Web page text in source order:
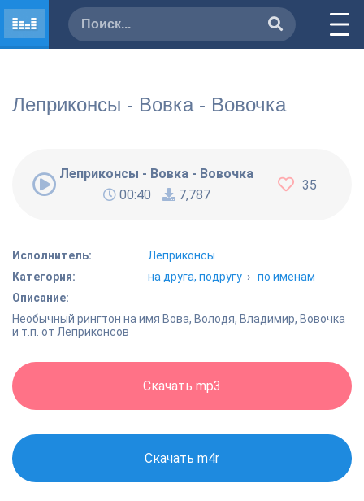
Леприконсы - Вовка - Вовочка
Леприконсы - Вовка - Вовочка
00:40
7,787
35
Исполнитель:
Леприконсы
Категория:
на друга, подругу ›по именам
Описание:
Необычный рингтон на имя Вова, Володя, Владимир, Вовочка
и т.п. от Леприконсов
Скачать mp3
Скачать m4r